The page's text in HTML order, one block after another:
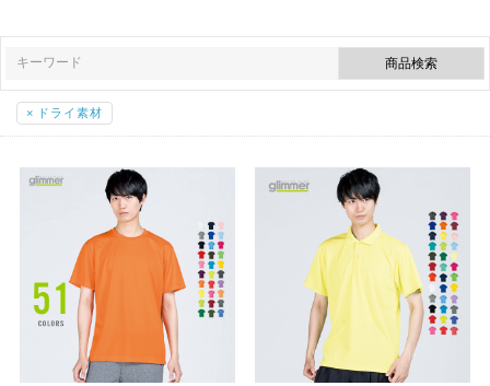
ランド専門通販
× ドライ素材